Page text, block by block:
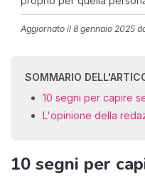
Aggiornato il 8 gennaio 2025
SOMMARIO
10 segni per capire
L'opinione della
10 segni per